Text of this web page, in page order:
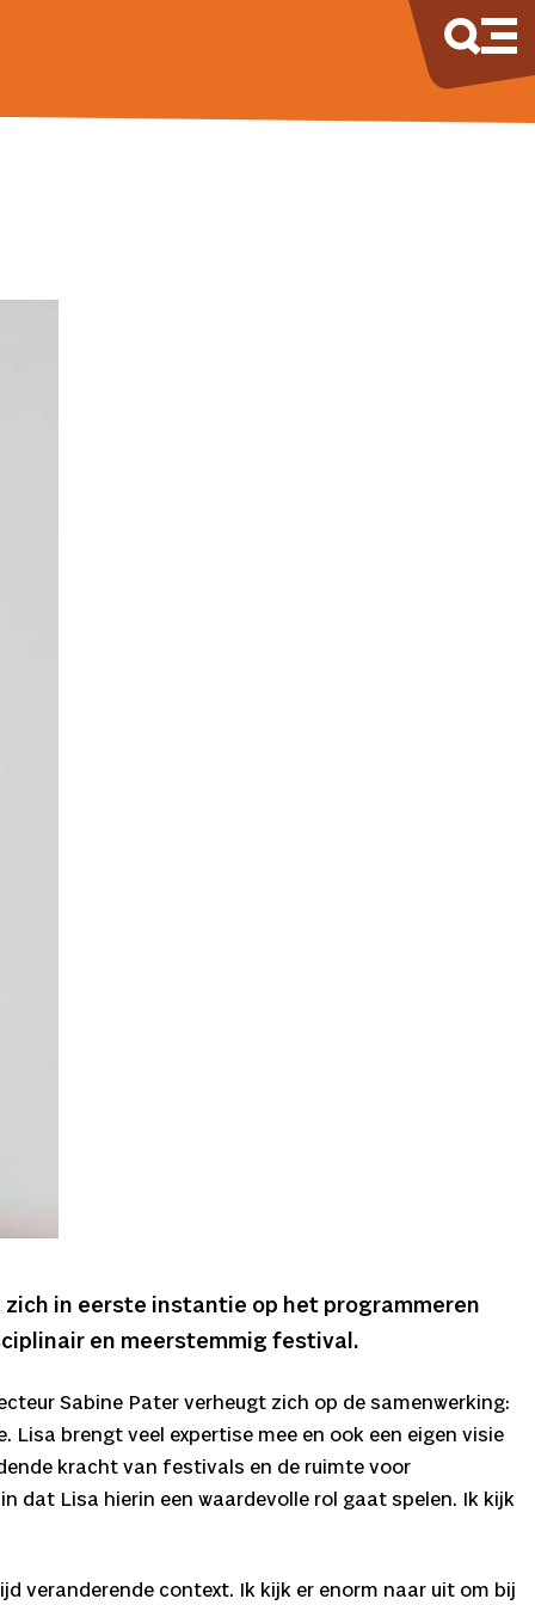
in eerste instantie op het programmeren
en meerstemmig festival.
Sabine Pater verheugt zich op de samenwerking:
brengt veel expertise mee en ook een eigen visie
kracht van festivals en de ruimte voor
dat Lisa hierin een waardevolle rol gaat spelen. Ik kijk
veranderende context. Ik kijk er enorm naar uit om bij